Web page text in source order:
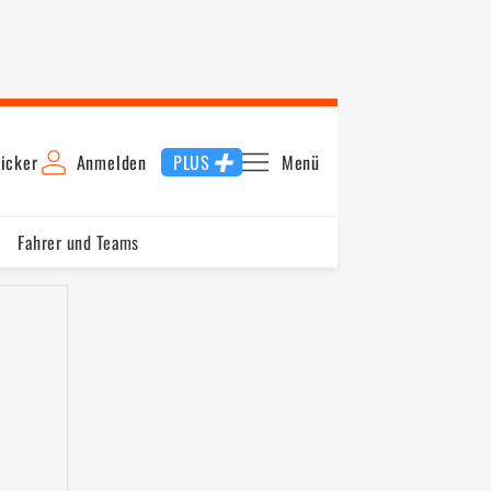
Anmelden PLUS Menü
Fahrer und Teams